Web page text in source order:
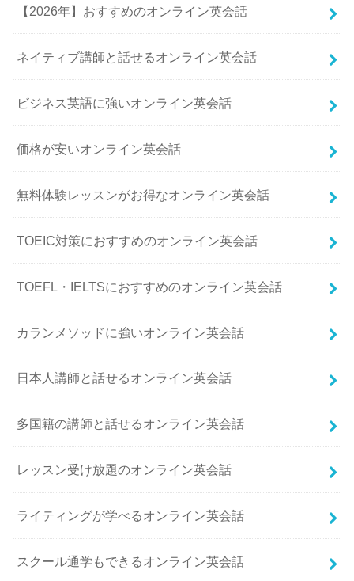
【2026年】おすすめのオンライン英会話
ネイティブ講師と話せるオンライン英会話
ビジネス英語に強いオンライン英会話
価格が安いオンライン英会話
無料体験レッスンがお得なオンライン英会話
TOEIC対策におすすめのオンライン英会話
TOEFL・IELTSにおすすめのオンライン英会話
カランメソッドに強いオンライン英会話
日本人講師と話せるオンライン英会話
多国籍の講師と話せるオンライン英会話
レッスン受け放題のオンライン英会話
ライティングが学べるオンライン英会話
スクール通学もできるオンライン英会話